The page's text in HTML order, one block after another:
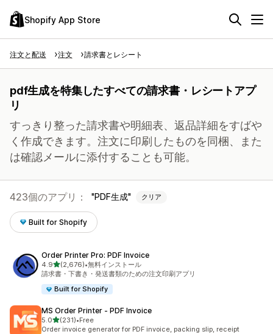
Shopify App Store
注文と配送 注文 請求書とレシート
pdf生成を特集したすべての請求書・レシートアプ
リ
すっきり整った請求書や明細表、返品詳細をすばや
く作成できます。注文に印刷したものを同梱、また
は確認メールに添付することも可能。
423個のアプリ： PDF生成 クリア
Built for Shopify
Order Printer Pro: PDF Invoice
4.95つ星中
(2,676)
合計レビュー数：2676件
•無料インストール
請求書・下書き・発送書類のための注文印刷アプリ
Built for Shopify
MS Order Printer ‑ PDF Invoice
5.05つ星中
(231)
合計レビュー数：231件
•Free
Order invoice generator for PDF invoice, packing slip, receipt